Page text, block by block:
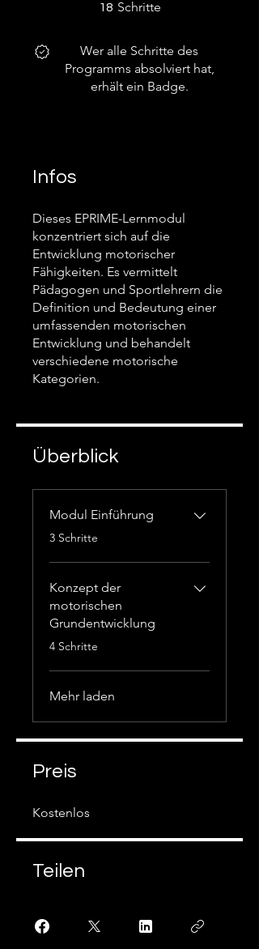
18 Schritte
Wer alle Schritte des
Programms absolviert hat,
erhält ein Badge.
Infos
Dieses EPRIME-Lernmodul
konzentriert sich auf die
Entwicklung motorischer
Fähigkeiten. Es vermittelt
Pädagogen und Sportlehrern die
Definition und Bedeutung einer
umfassenden motorischen
Entwicklung und behandelt
verschiedene motorische
Kategorien.
Überblick
Modul Einführung
.
3 Schritte
Konzept der
motorischen
Grundentwicklung
.
4 Schritte
Mehr laden
Preis
Kostenlos
Teilen